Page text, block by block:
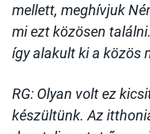
mellett, meghívjuk
mi ezt közösen
így alakult ki a közös
RG: Olyan volt ez
készültünk. Az